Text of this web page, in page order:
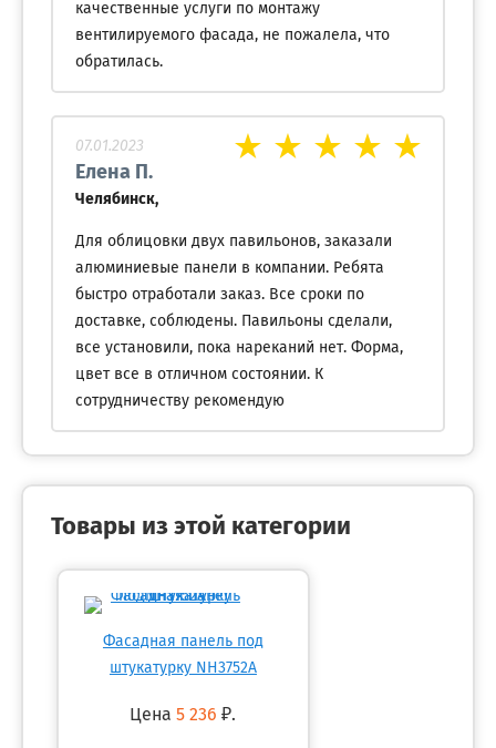
качественные услуги по монтажу
вентилируемого фасада, не пожалела, что
обратилась.
07.01.2023
Елена П.
Челябинск,
Для облицовки двух павильонов, заказали
алюминиевые панели в компании. Ребята
быстро отработали заказ. Все сроки по
доставке, соблюдены. Павильоны сделали,
все установили, пока нареканий нет. Форма,
цвет все в отличном состоянии. К
сотрудничеству рекомендую
Товары из этой категории
Фасадная панель под
штукатурку NH3752A
Цена5 236 ₽.